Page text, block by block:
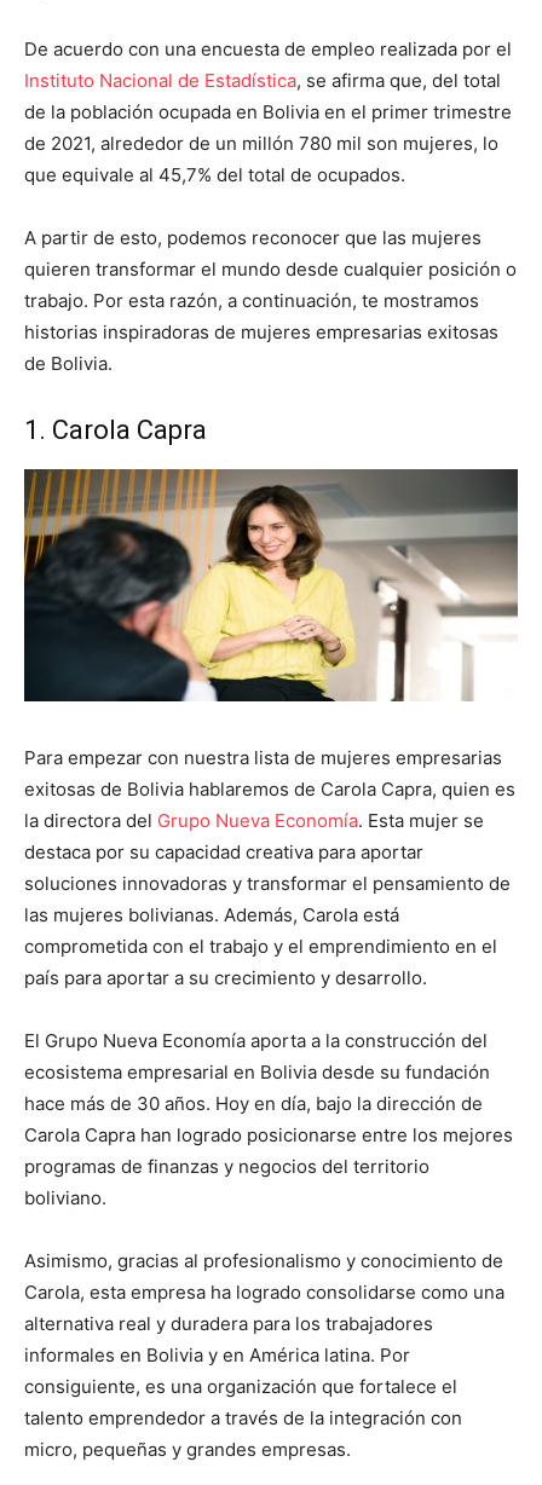
De acuerdo con una encuesta de empleo realizada por el
Instituto Nacional de Estadística, se afirma que, del total
de la población ocupada en Bolivia en el primer trimestre
de 2021, alrededor de un millón 780 mil son mujeres, lo
que equivale al 45,7% del total de ocupados.
A partir de esto, podemos reconocer que las mujeres
quieren transformar el mundo desde cualquier posición o
trabajo. Por esta razón, a continuación, te mostramos
historias inspiradoras de mujeres empresarias exitosas
de Bolivia.
1. Carola Capra
Para empezar con nuestra lista de mujeres empresarias
exitosas de Bolivia hablaremos de Carola Capra, quien es
la directora del Grupo Nueva Economía. Esta mujer se
destaca por su capacidad creativa para aportar
soluciones innovadoras y transformar el pensamiento de
las mujeres bolivianas. Además, Carola está
comprometida con el trabajo y el emprendimiento en el
país para aportar a su crecimiento y desarrollo.
El Grupo Nueva Economía aporta a la construcción del
ecosistema empresarial en Bolivia desde su fundación
hace más de 30 años. Hoy en día, bajo la dirección de
Carola Capra han logrado posicionarse entre los mejores
programas de finanzas y negocios del territorio
boliviano.
Asimismo, gracias al profesionalismo y conocimiento de
Carola, esta empresa ha logrado consolidarse como una
alternativa real y duradera para los trabajadores
informales en Bolivia y en América latina. Por
consiguiente, es una organización que fortalece el
talento emprendedor a través de la integración con
micro, pequeñas y grandes empresas.